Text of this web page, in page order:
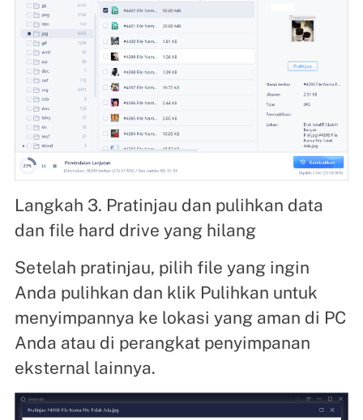
Langkah 3. Pratinjau dan pulihkan data
dan file hard drive yang hilang
Setelah pratinjau, pilih file yang ingin
Anda pulihkan dan klik Pulihkan untuk
menyimpannya ke lokasi yang aman di PC
Anda atau di perangkat penyimpanan
eksternal lainnya.